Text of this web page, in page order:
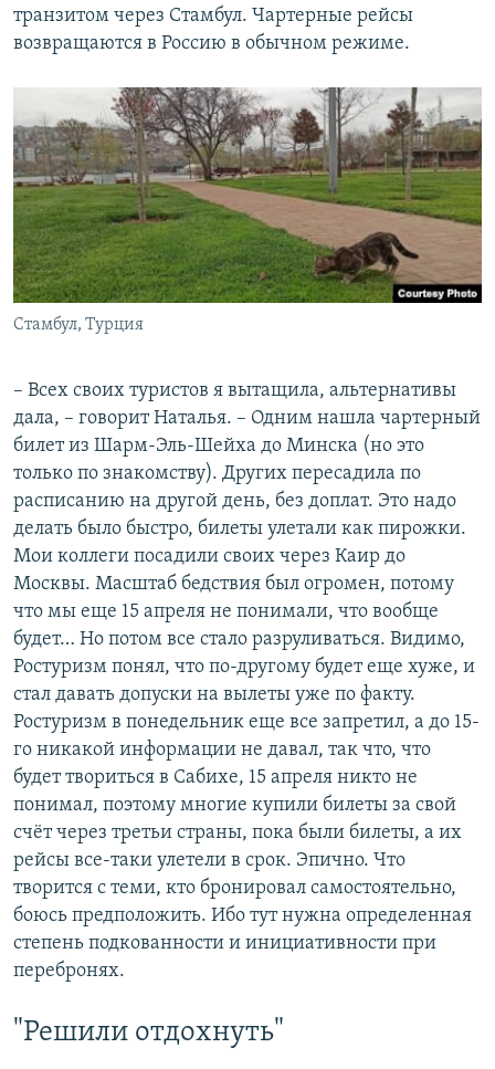
транзитом через Стамбул. Чартерные рейсы
возвращаются в Россию в обычном режиме.
Стамбул, Турция
– Всех своих туристов я вытащила, альтернативы
дала, – говорит Наталья. – Одним нашла чартерный
билет из Шарм-Эль-Шейха до Минска (но это
только по знакомству). Других пересадила по
расписанию на другой день, без доплат. Это надо
делать было быстро, билеты улетали как пирожки.
Мои коллеги посадили своих через Каир до
Москвы. Масштаб бедствия был огромен, потому
что мы еще 15 апреля не понимали, что вообще
будет… Но потом все стало разруливаться. Видимо,
Ростуризм понял, что по-другому будет еще хуже, и
стал давать допуски на вылеты уже по факту.
Ростуризм в понедельник еще все запретил, а до 15-
го никакой информации не давал, так что, что
будет твориться в Сабихе, 15 апреля никто не
понимал, поэтому многие купили билеты за свой
счёт через третьи страны, пока были билеты, а их
рейсы все-таки улетели в срок. Эпично. Что
творится с теми, кто бронировал самостоятельно,
боюсь предположить. Ибо тут нужна определенная
степень подкованности и инициативности при
перебронях.
"Решили отдохнуть"